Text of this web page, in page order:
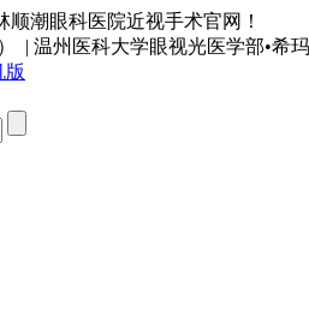
潮眼科医院近视手术官网！
| 温州医科大学眼视光医学部•希
版